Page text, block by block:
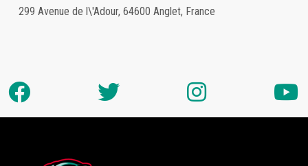
299 Avenue de l\'Adour, 64600 Anglet, France